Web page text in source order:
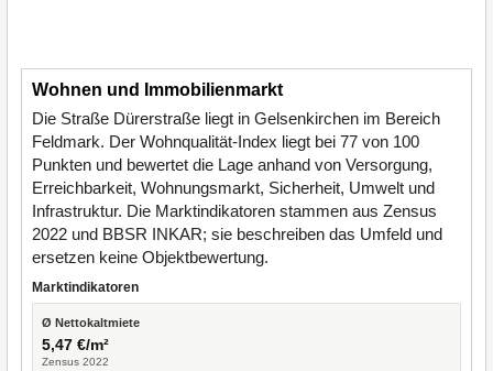
Wohnen und Immobilienmarkt
Die Straße Dürerstraße liegt in Gelsenkirchen im Bereich
Feldmark. Der Wohnqualität-Index liegt bei 77 von 100
Punkten und bewertet die Lage anhand von Versorgung,
Erreichbarkeit, Wohnungsmarkt, Sicherheit, Umwelt und
Infrastruktur. Die Marktindikatoren stammen aus Zensus
2022 und BBSR INKAR; sie beschreiben das Umfeld und
ersetzen keine Objektbewertung.
Marktindikatoren
Ø Nettokaltmiete
5,47 €/m²
Zensus 2022